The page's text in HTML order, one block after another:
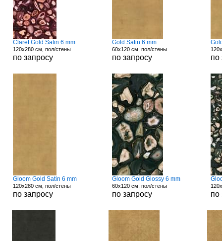
Claret Gold Satin 6 mm
120x280 см, пол/стены
по запросу
Gold Satin 6 mm
60x120 см, пол/стены
по запросу по
Gloom Gold Satin 6 mm
120x280 см, пол/стены
по запросу
Gloom Gold Glossy 6 mm
60x120 см, пол/стены
по запросу по